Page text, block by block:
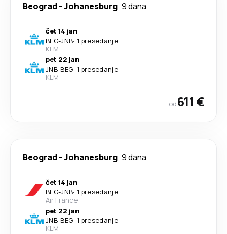
Beograd-Johanesburg 9 dana
čet 14 jan
BEG-JNB· 1 presedanje
KLM
pet 22 jan
JNB-BEG· 1 presedanje
KLM
od611 €
Beograd-Johanesburg 9 dana
čet 14 jan
BEG-JNB· 1 presedanje
Air France
pet 22 jan
JNB-BEG· 1 presedanje
KLM